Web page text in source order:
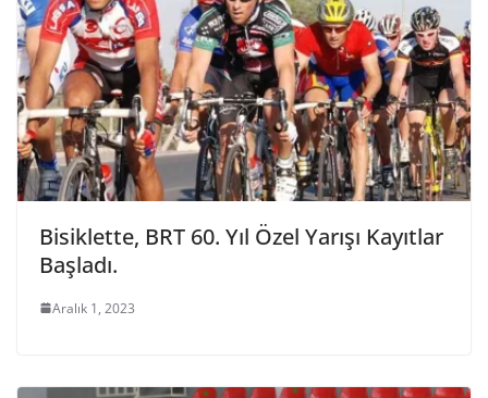
Bisiklette, BRT 60. Yıl Özel Yarışı Kayıtlar
Başladı.
Aralık 1, 2023